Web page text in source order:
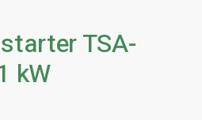
TSA-
kW